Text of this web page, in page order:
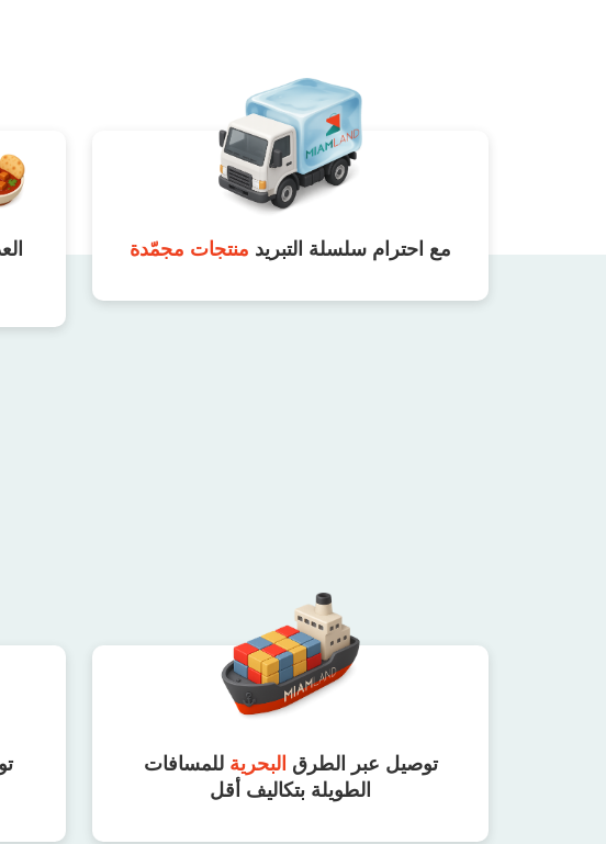
منتجات مجمّدة مع احترام سلسلة التبريد
توصيل عبر الطرق البحرية للمسافات
الطويلة بتكاليف أقل